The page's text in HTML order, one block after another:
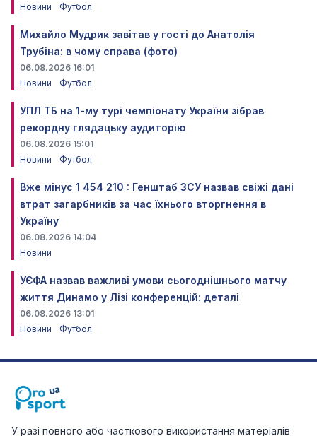
Новини
Футбол
Михайло Мудрик завітав у гості до Анатолія
Трубіна: в чому справа (фото)
06.08.2026 16:01
Новини
Футбол
УПЛ ТБ на 1-му турі чемпіонату України зібрав
рекордну глядацьку аудиторію
06.08.2026 15:01
Новини
Футбол
Вже мінус 1 454 210 : Генштаб ЗСУ назвав свіжі дані
втрат загарбників за час їхнього вторгнення в
Україну
06.08.2026 14:04
Новини
УЄФА назвав важливі умови сьогоднішнього матчу
життя Динамо у Лізі конференцій: деталі
06.08.2026 13:01
Новини
Футбол
У разі повного або часткового використання матеріалів